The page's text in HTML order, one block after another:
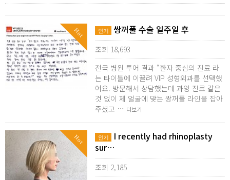
Hot 인기 쌍꺼풀 수술 일주일 후
조회 18,693
전국 병원 투어 결과 “환자 중심의 진료 라
는 타이틀에 이끌려 VIP 성형외과를 선택했
어요. 방문해서 상담했는데 과잉 진료 같은
것 없이 제 얼굴에 맞는 쌍꺼풀 라인을 잡아
주셨고 … 더보기
Hot 인기
I recently had rhinoplasty
sur…
조회 2,185